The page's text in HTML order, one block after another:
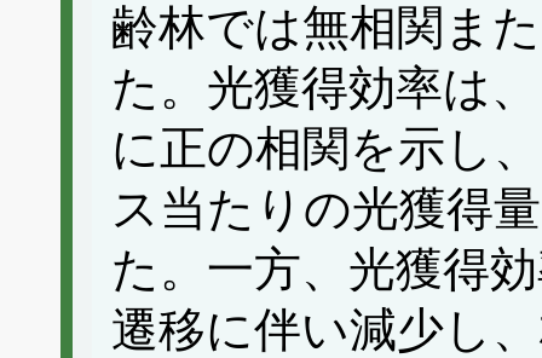
齢林では無相関ま
た。光獲得効率は
に正の相関を示し
ス当たりの光獲得
た。一方、光獲得
遷移に伴い減少し